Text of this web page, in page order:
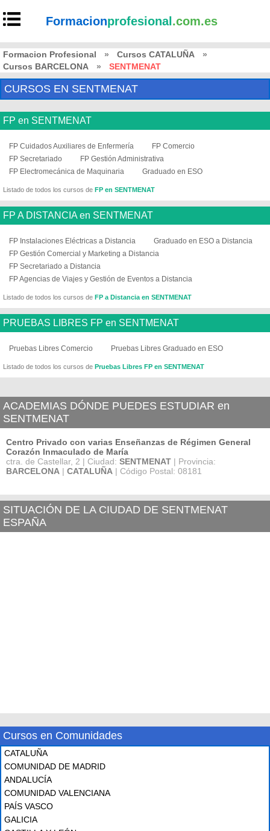
Formacionprofesional .com.es
Formacion Profesional » Cursos CATALUÑA
»
Cursos BARCELONA
» SENTMENAT
CURSOS EN SENTMENAT
FP en SENTMENAT
FP Cuidados Auxiliares de Enfermería
FP Comercio
FP Secretariado
FP Gestión Administrativa
FP Electromecánica de Maquinaria
Graduado en ESO
Listado de todos los cursos de FP en SENTMENAT
FP A DISTANCIA en SENTMENAT
FP Instalaciones Eléctricas a Distancia
Graduado en ESO a Distancia
FP Gestión Comercial y Marketing a Distancia
FP Secretariado a Distancia
FP Agencias de Viajes y Gestión de Eventos a Distancia
Listado de todos los cursos de FP a Distancia en SENTMENAT
PRUEBAS LIBRES FP en SENTMENAT
Pruebas Libres Comercio Pruebas Libres Graduado en ESO
Listado de todos los cursos de Pruebas Libres FP en SENTMENAT
ACADEMIAS DÓNDE PUEDES ESTUDIAR en
SENTMENAT
Centro Privado con varias Enseñanzas de Régimen General
Corazón Inmaculado de María
ctra. de Castellar, 2 | Ciudad: SENTMENAT | Provincia:
BARCELONA | CATALUÑA | Código Postal: 08181
SITUACIÓN DE LA CIUDAD DE SENTMENAT
ESPAÑA
Cursos en Comunidades
CATALUÑA
COMUNIDAD DE MADRID
ANDALUCÍA
COMUNIDAD VALENCIANA
PAÍS VASCO
GALICIA